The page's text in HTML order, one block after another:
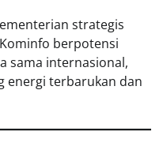
strategis
berpotensi
sama internasional,
energi terbarukan dan